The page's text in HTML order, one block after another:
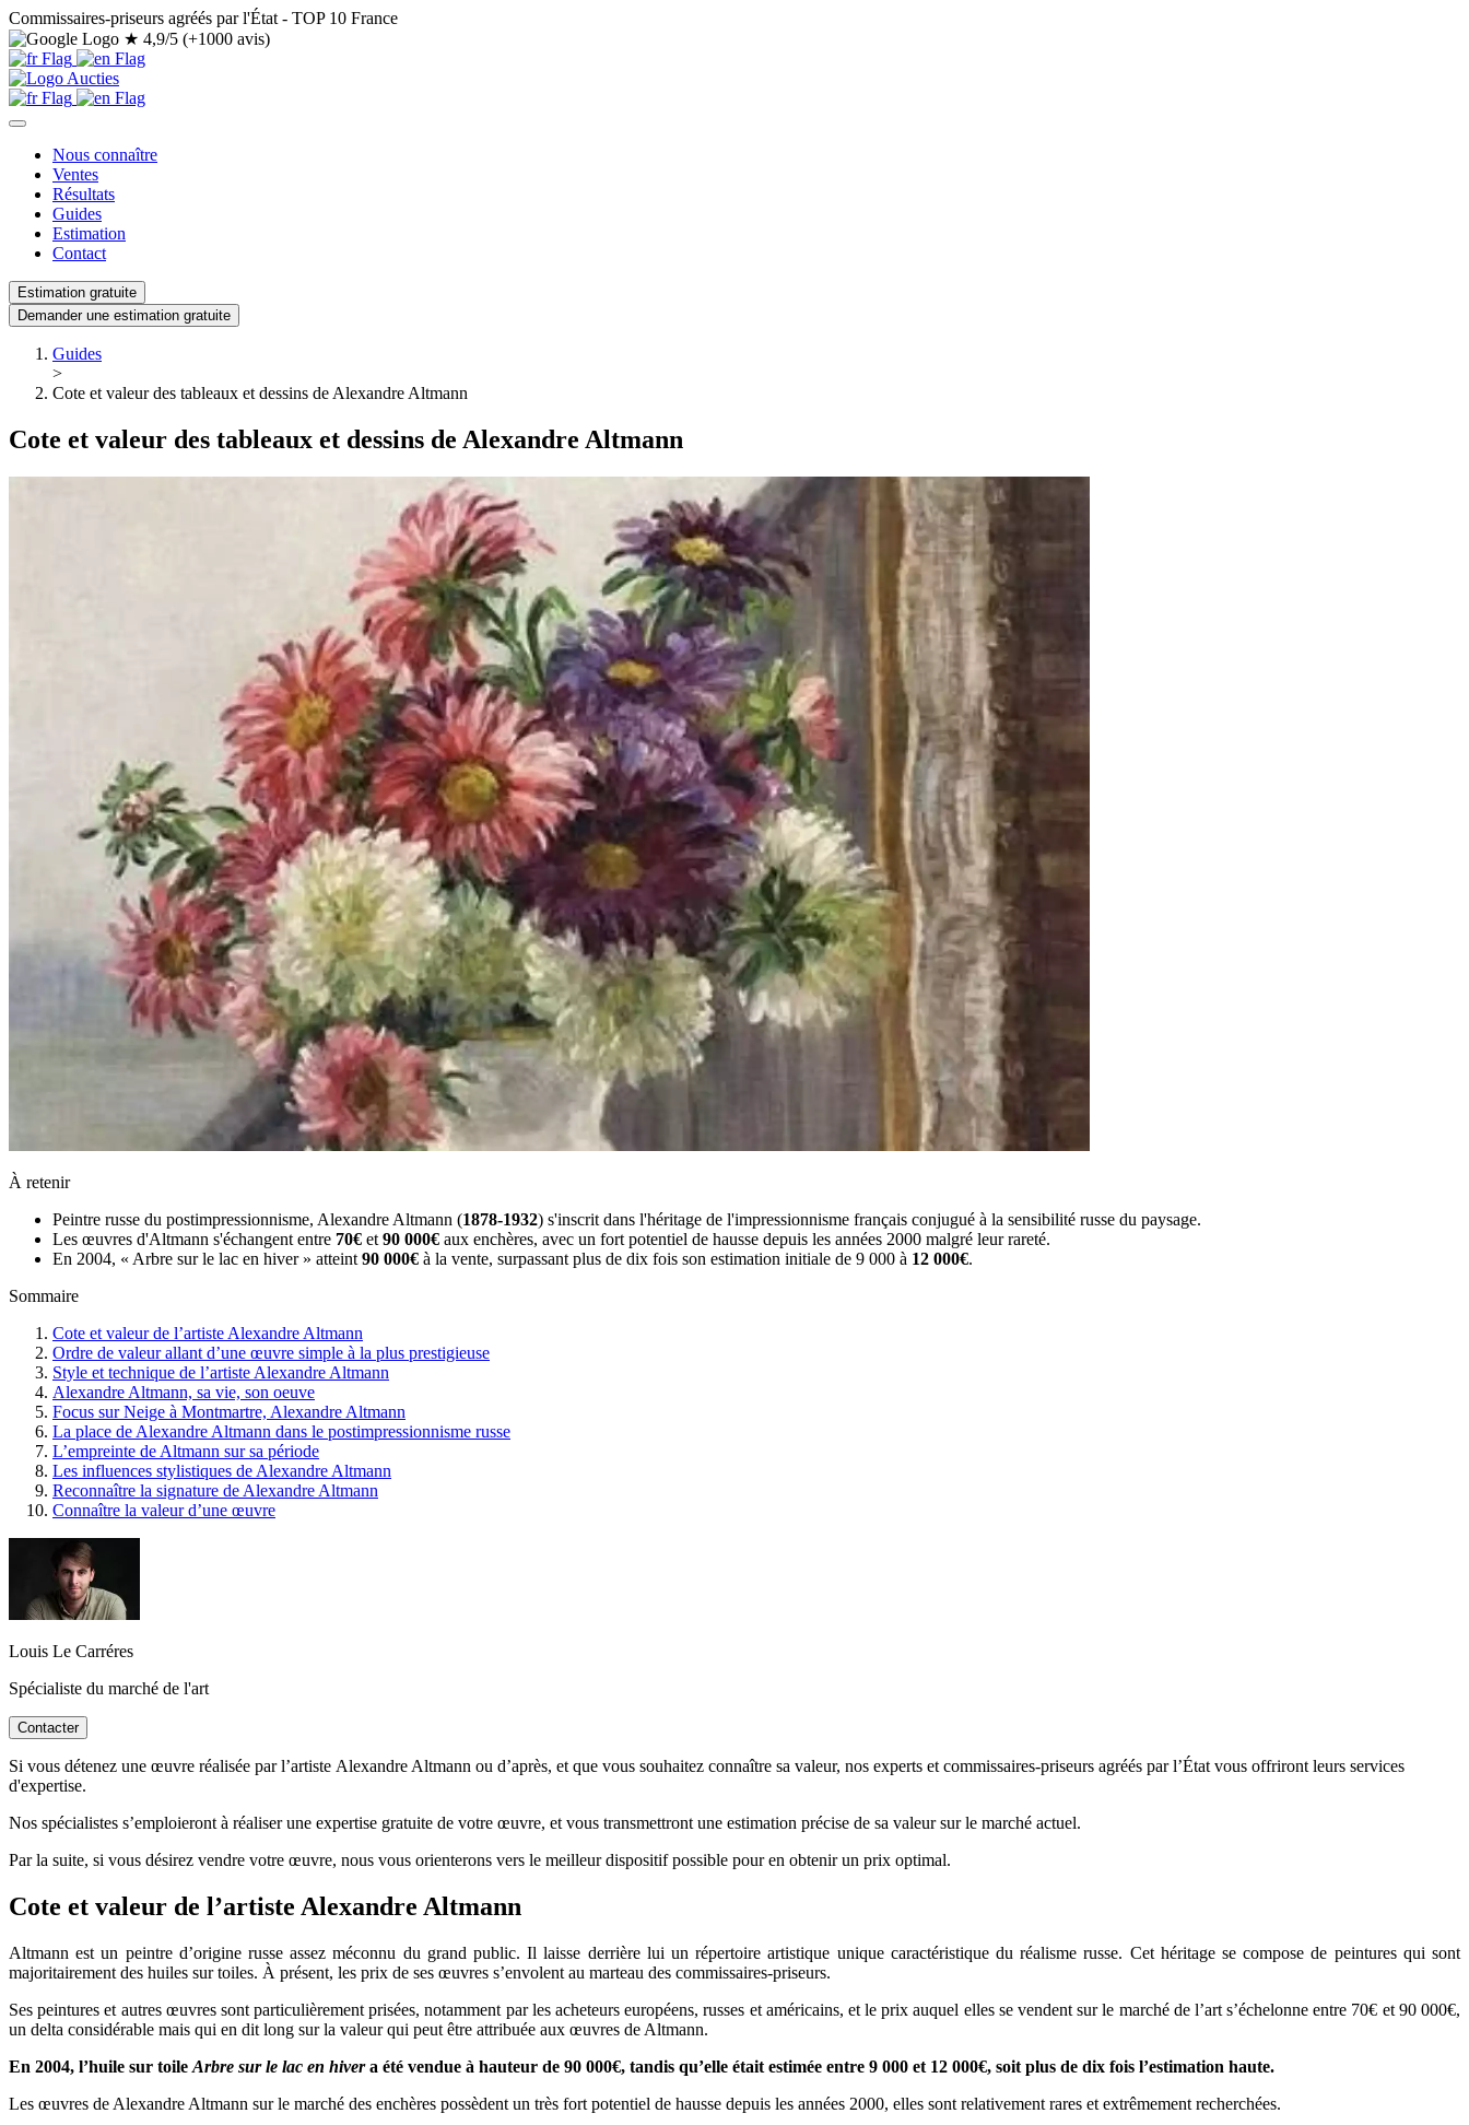
Commissaires-priseurs agréés par l'État - TOP 10 France
★ 4,9/5 (+1000 avis)
Nous connaître
Ventes
Résultats
Guides
Estimation
Contact
Estimation gratuite
Demander une estimation gratuite
Guides
>
Cote et valeur des tableaux et dessins de Alexandre Altmann
Cote et valeur des tableaux et dessins de Alexandre Altmann
À retenir
Peintre russe du postimpressionnisme, Alexandre Altmann (1878-1932) s'inscrit dans l'héritage de l'impressionnisme français conjugué à la sensibilité russe du paysage.
Les œuvres d'Altmann s'échangent entre 70€ et 90 000€ aux enchères, avec un fort potentiel de hausse depuis les années 2000 malgré leur rareté.
En 2004, « Arbre sur le lac en hiver » atteint 90 000€ à la vente, surpassant plus de dix fois son estimation initiale de 9 000 à 12 000€.
Sommaire
Cote et valeur de l’artiste Alexandre Altmann
Ordre de valeur allant d’une œuvre simple à la plus prestigieuse
Style et technique de l’artiste Alexandre Altmann
Alexandre Altmann, sa vie, son oeuve
Focus sur Neige à Montmartre, Alexandre Altmann
La place de Alexandre Altmann dans le postimpressionnisme russe
L’empreinte de Altmann sur sa période
Les influences stylistiques de Alexandre Altmann
Reconnaître la signature de Alexandre Altmann
Connaître la valeur d’une œuvre
Louis Le Carréres
Spécialiste du marché de l'art
Contacter
Si vous détenez une œuvre réalisée par l’artiste Alexandre Altmann ou d’après, et que vous souhaitez connaître sa valeur, nos experts et commissaires-priseurs agréés par l’État vous offriront leurs services
d'expertise.
Nos spécialistes s’emploieront à réaliser une expertise gratuite de votre œuvre, et vous transmettront une estimation précise de sa valeur sur le marché actuel.
Par la suite, si vous désirez vendre votre œuvre, nous vous orienterons vers le meilleur dispositif possible pour en obtenir un prix optimal.
Cote et valeur de l’artiste Alexandre Altmann
Altmann est un peintre d’origine russe assez méconnu du grand public. Il laisse derrière lui un répertoire artistique unique caractéristique du réalisme russe. Cet héritage se compose de peintures qui sont
majoritairement des huiles sur toiles. À présent, les prix de ses œuvres s’envolent au marteau des commissaires-priseurs.
Ses peintures et autres œuvres sont particulièrement prisées, notamment par les acheteurs européens, russes et américains, et le prix auquel elles se vendent sur le marché de l’art s’échelonne entre 70€ et 90 000€,
un delta considérable mais qui en dit long sur la valeur qui peut être attribuée aux œuvres de Altmann.
En 2004, l’huile sur toile Arbre sur le lac en hivera été vendue à hauteur de 90 000€, tandis qu’elle était estimée entre 9 000 et 12 000€, soit plus de dix fois l’estimation haute.
Les œuvres de Alexandre Altmann sur le marché des enchères possèdent un très fort potentiel de hausse depuis les années 2000, elles sont relativement rares et extrêmement recherchées.